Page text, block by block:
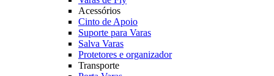
Acessórios
Cinto de Apoio
Suporte para Varas
Salva Varas
Protetores e organizador
Transporte